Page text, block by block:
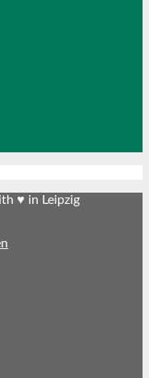
♥ in Leipzig